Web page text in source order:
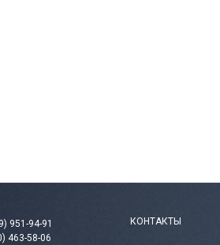
951-94-91
463-58-06
КОНТАКТЫ